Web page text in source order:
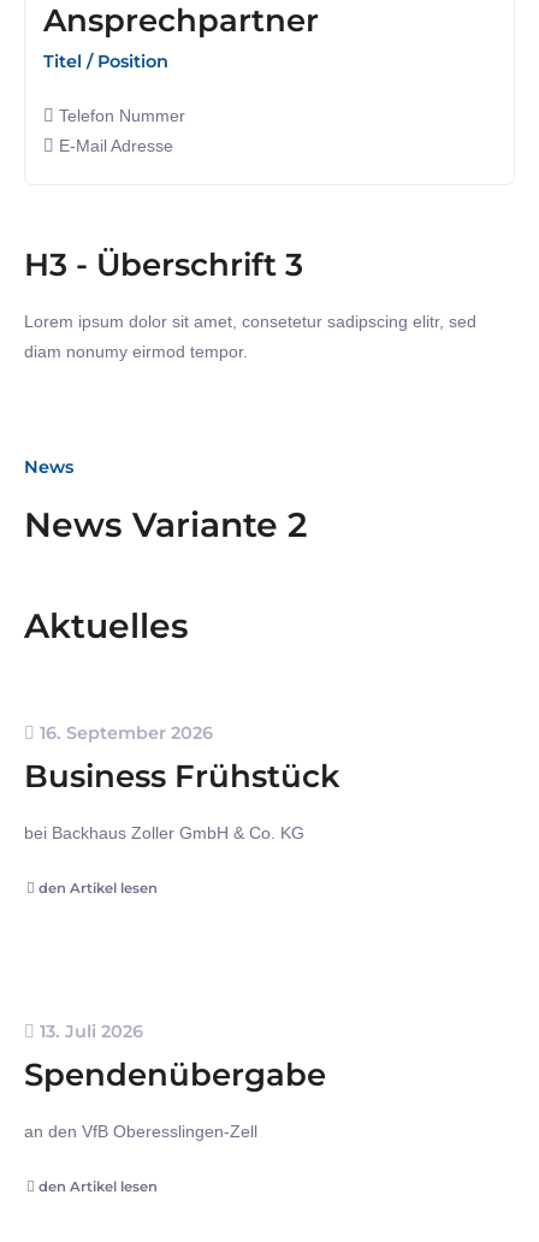
Ansprechpartner
Titel / Position
Telefon Nummer
E-Mail Adresse
H3 - Überschrift 3
Lorem ipsum dolor sit amet, consetetur sadipscing elitr, sed
diam nonumy eirmod tempor.
News
News Variante 2
Aktuelles
16. September 2026
Business Frühstück
bei Backhaus Zoller GmbH & Co. KG
den Artikel lesen
13. Juli 2026
Spendenübergabe
an den VfB Oberesslingen-Zell
den Artikel lesen